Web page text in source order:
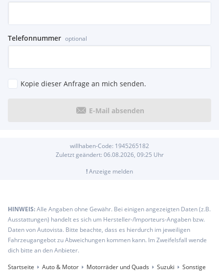
Telefonnummer optional
Kopie dieser Anfrage an mich senden.
E-Mail absenden
willhaben-Code: 1945265182
Zuletzt geändert: 06.08.2026, 09:25 Uhr
!Anzeige melden
HINWEIS:Alle Angaben ohne Gewähr. Bei einigen angezeigten Daten (z.B.
Ausstattungen) handelt es sich um Hersteller-/Importeurs-Angaben bzw.
Daten von Autovista. Bitte beachte, dass es hierdurch im jeweiligen
Fahrzeugangebot zu Abweichungen kommen kann. Im Zweifelsfall wende
dich bitte an den Anbieter.
Startseite
Auto & Motor Motorräder und Quads Suzuki Sonstige